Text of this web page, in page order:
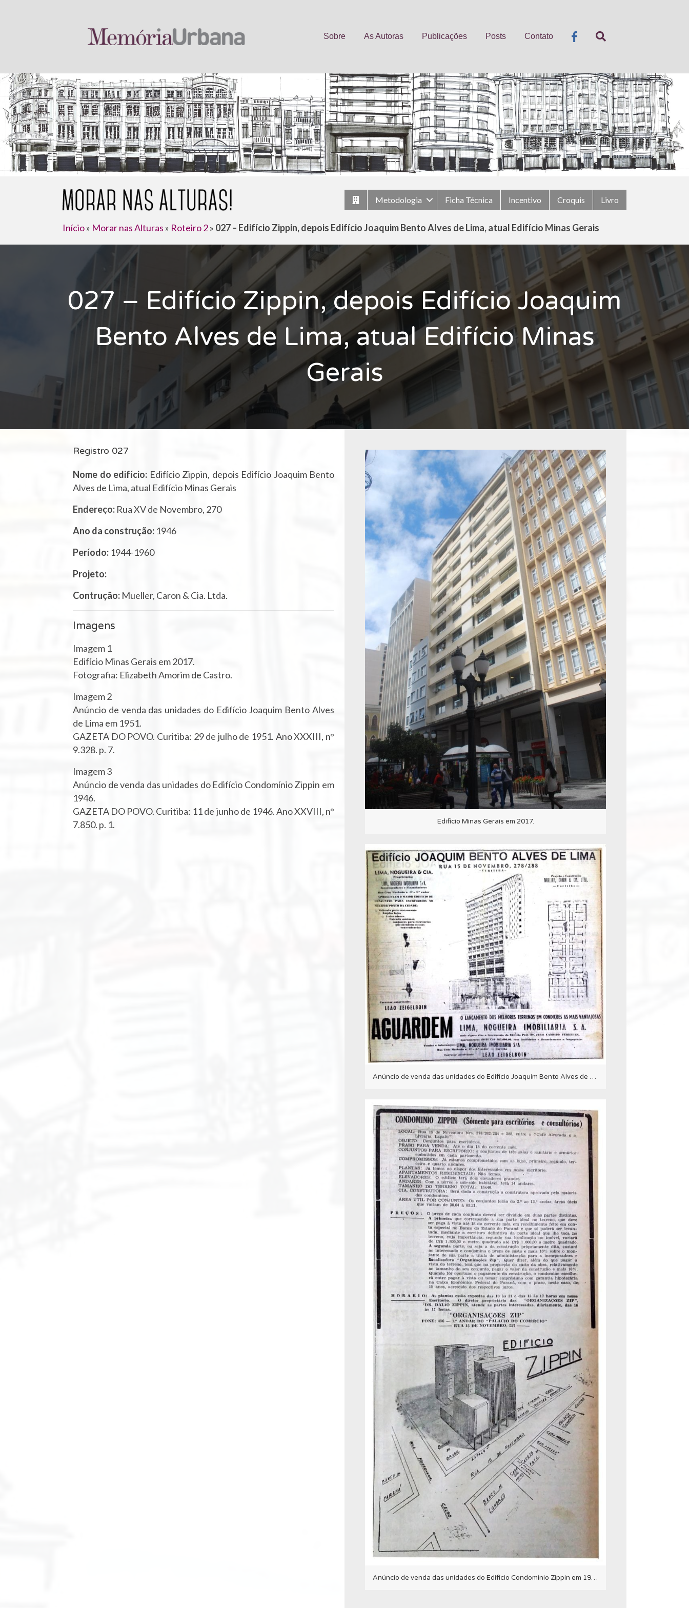
Sobre As Autoras Publicações Posts Contato
Metodologia Ficha Técnica Incentivo Croquis Livro
Início» Morar nas Alturas » Roteiro 2» 027 – Edifício Zippin, depois Edifício Joaquim Bento Alves de Lima, atual Edifício Minas Gerais
027 – Edifício Zippin, depois Edifício Joaquim
Bento Alves de Lima, atual Edifício Minas
Gerais
Registro 027
Nome do edifício: Edifício Zippin, depois Edifício Joaquim Bento
Alves de Lima, atual Edifício Minas Gerais
Endereço: Rua XV de Novembro, 270
Ano da construção: 1946
Período: 1944-1960
Projeto:
Contrução: Mueller, Caron & Cia. Ltda.
Imagens
Imagem 1
Edifício Minas Gerais em 2017.
Fotografia: Elizabeth Amorim de Castro.
Imagem 2
Anúncio de venda das unidades do Edifício Joaquim Bento Alves
de Lima em 1951.
GAZETA DO POVO. Curitiba: 29 de julho de 1951. Ano XXXIII, n°
9.328. p. 7.
Imagem 3
Anúncio de venda das unidades do Edifício Condomínio Zippin em
1946.
GAZETA DO POVO. Curitiba: 11 de junho de 1946. Ano XXVIII, n°
7.850. p. 1.
Edifício Minas Gerais em 2017.
Anúncio de venda das unidades do Edifício Joaquim Bento Alves de Lima em 1951.
Anúncio de venda das unidades do Edifício Condomínio Zippin em 1946.